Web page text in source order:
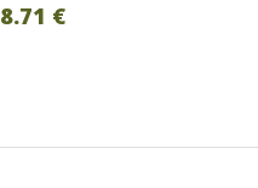
8.71 €